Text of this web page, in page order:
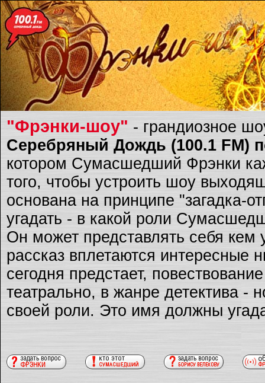
"Фрэнки-шоу" - грандиозное
Серебряный Дождь (100.1 FM)
котором Сумасшедший Фрэнки
того, чтобы устроить шоу
основана на принципе "загадка-
угадать - в какой роли
Он может представлять себя
рассказ вплетаются интересные
сегодня предстает,
театрально, в жанре детектива -
своей роли. Это имя должны